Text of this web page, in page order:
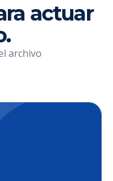
actuar
archivo